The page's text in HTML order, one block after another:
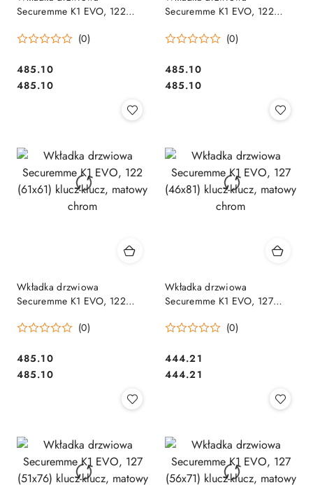
Securemme K1 EVO, 122
chrom
(0)
Cena:
485.10
Cena:
485.10
Securemme K1 EVO, 122
chrom
(0)
Cena:
485.10
Cena:
485.10
Wkładka drzwiowa
Securemme K1 EVO, 122
chrom
(0)
Cena:
485.10
Cena:
485.10
Wkładka drzwiowa
Securemme K1 EVO, 127
chrom
(0)
Cena:
444.21
Cena:
444.21